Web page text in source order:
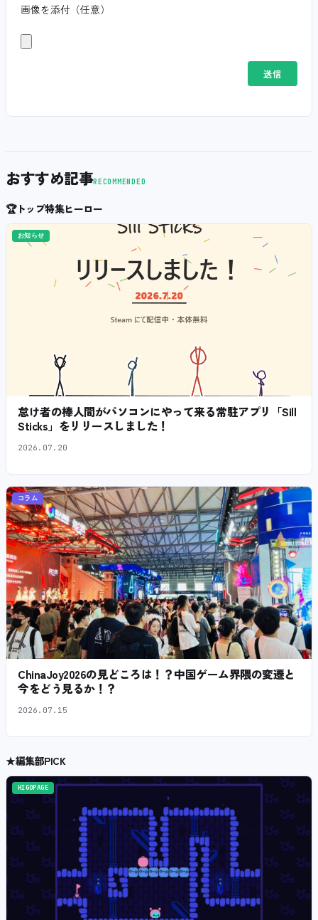
画像を添付（任意）
おすすめ記事RECOMMENDED
🏆トップ特集ヒーロー
お知らせ
怠け者の棒人間がパソコンにやって来る常駐アプリ「Sill
Sticks」をリリースしました！
2026.07.20
コラム
ChinaJoy2026の見どころは！？中国ゲーム界隈の変遷と
今をどう見るか！？
2026.07.15
★編集部PICK
HIGOPAGE